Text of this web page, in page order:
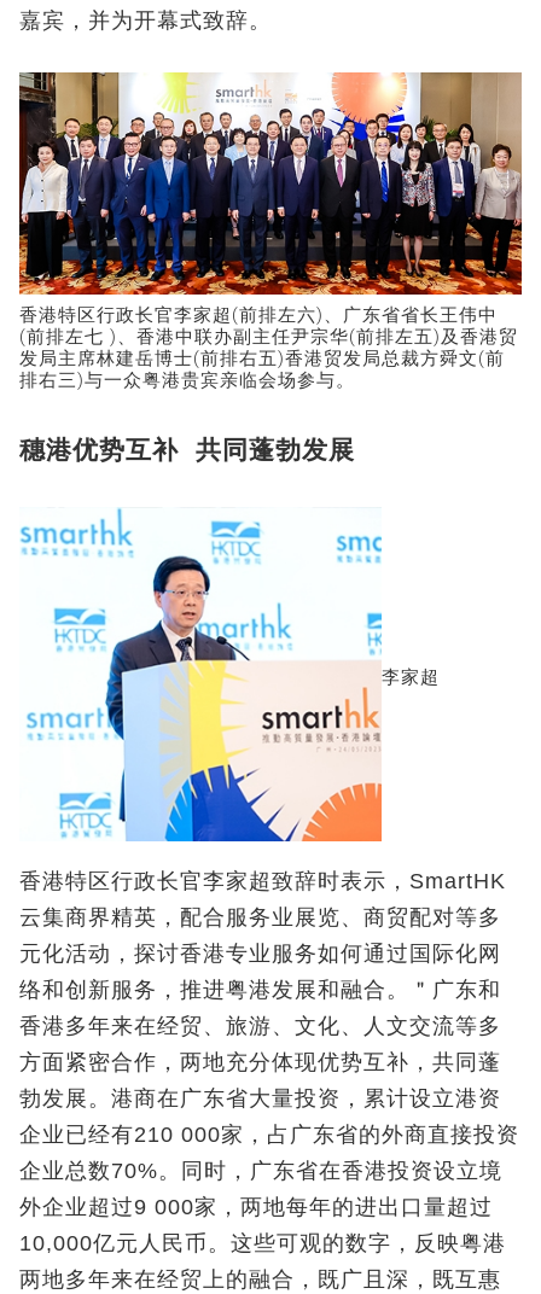
嘉宾，并为开幕式致辞。
香港特区行政长官李家超(前排左六)、广东省省长王伟中
(前排左七 )、香港中联办副主任尹宗华(前排左五)及香港贸
发局主席林建岳博士(前排右五)香港贸发局总裁方舜文(前
排右三)与一众粤港贵宾亲临会场参与。
穗港优势互补 共同蓬勃发展
李家超
香港特区行政长官李家超致辞时表示，SmartHK
云集商界精英，配合服务业展览、商贸配对等多
元化活动，探讨香港专业服务如何通过国际化网
络和创新服务，推进粤港发展和融合。＂广东和
香港多年来在经贸、旅游、文化、人文交流等多
方面紧密合作，两地充分体现优势互补，共同蓬
勃发展。港商在广东省大量投资，累计设立港资
企业已经有210 000家，占广东省的外商直接投资
企业总数70%。同时，广东省在香港投资设立境
外企业超过9 000家，两地每年的进出口量超过
10,000亿元人民币。这些可观的数字，反映粤港
两地多年来在经贸上的融合，既广且深，既互惠